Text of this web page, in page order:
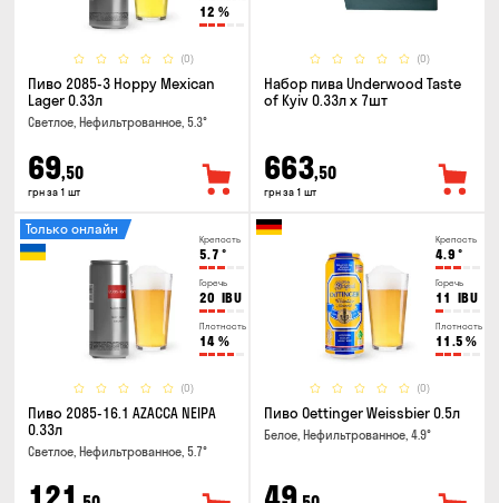
12 %
(0)
Пиво 2085-3 Hoppy Mexican
Lager 0.33л
Светлое, Нефильтрованное, 5.3°
69,50
грн за 1 шт
(0)
Набор пива Underwood Taste
of Kyiv 0.33л x 7шт
663,50
грн за 1 шт
Крепость
5.7 °
Горечь
20 IBU
Плотность
14 %
(0)
Только онлайн
Пиво 2085-16.1 AZACCA NEIPA
0.33л
Светлое, Нефильтрованное, 5.7°
Крепость
4.9 °
Горечь
11 IBU
Плотность
11.5 %
(0)
Пиво Oettinger Weissbier 0.5л
Белое, Нефильтрованное, 4.9°